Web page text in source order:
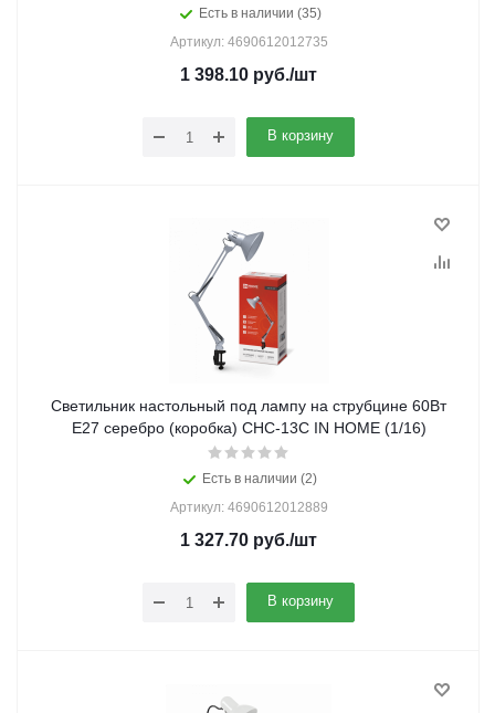
Есть в наличии (35)
Артикул: 4690612012735
1 398.10 руб./шт
В корзину
Светильник настольный под лампу на струбцине 60Вт
E27 серебро (коробка) СНС-13С IN HOME (1/16)
Есть в наличии (2)
Артикул: 4690612012889
1 327.70 руб./шт
В корзину